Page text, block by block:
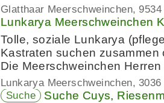
Glatthaar Meerschweinchen 9534
Lunkarya Meerschweinchen
Tolle, soziale Lunkarya
Kastraten suchen
Die Meerschweinchen
Lunkarya Meerschweinchen
Suche
Suche Cuys,